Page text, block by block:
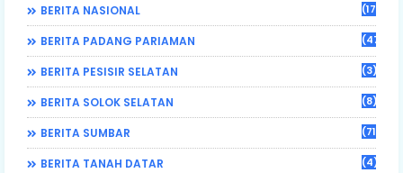
BERITA NASIONAL (17)
BERITA PADANG PARIAMAN (470)
BERITA PESISIR SELATAN (3)
BERITA SOLOK SELATAN (8)
BERITA SUMBAR (71)
BERITA TANAH DATAR (4)